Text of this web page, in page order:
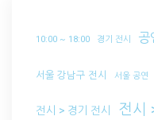
10:00 ~ 18:00 경기 전시 공
서울 강남구 전시 서울 공연
전시 > 경기 전시 전시